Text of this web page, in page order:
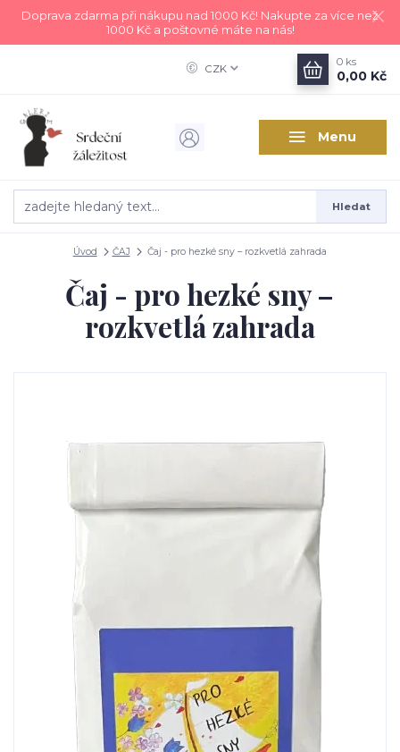
Doprava zdarma při nákupu nad 1000 Kč! Nakupte za více než
1000 Kč a poštovné máte na nás!
Menu
CZK
Hledat
0 ks
0,00 Kč
Úvod ČAJ Čaj - pro hezké sny – rozkvetlá zahrada
Čaj - pro hezké sny –
rozkvetlá zahrada